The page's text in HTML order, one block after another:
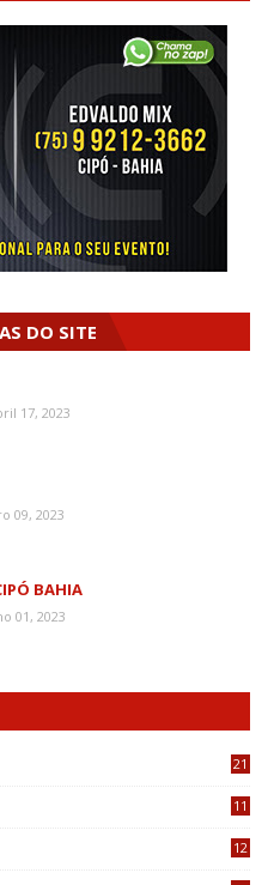
DO SITE
17, 2023
09, 2023
BAHIA
01, 2023
21
11
12